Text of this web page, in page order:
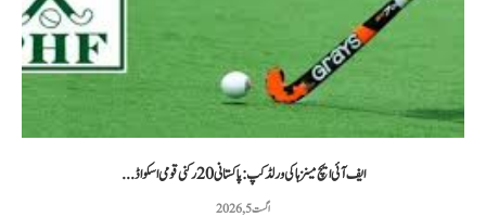
ایف آئی ایچ مینز ہاکی ورلڈ کپ: پاکستانی 20 رکنی قومی اسکواڈ...
اگست 5, 2026